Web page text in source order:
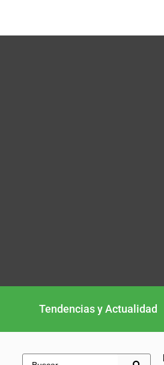
Tendencias y Actualidad